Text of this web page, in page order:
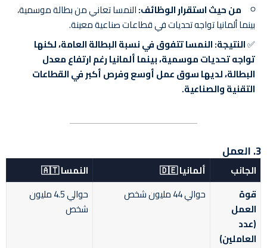
من حيث استقرار الوظائف:النمسا تعاني من بطالة موسمية،
بينما ألمانيا تواجه تحديات في قطاعات صناعية معينة.
✅النتيجة:النمسا تتفوق في نسبة البطالة العامة، لكنها
تواجه تحديات موسمية، بينما ألمانيا رغم ارتفاع معدل
البطالة، لديها سوق عمل أوسع وفرص أكبر في القطاعات
التقنية والصناعية.
3. العمل
الجانب ألمانيا 🇩🇪
النمسا 🇦🇹
قوة
العمل
(عدد
العاملين)
حوالي 44 مليون شخص
حوالي 4.5 مليون
شخص